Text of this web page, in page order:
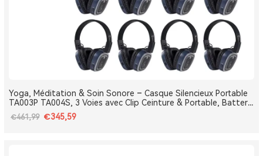
Yoga, Méditation & Soin Sonore – Casque Silencieux Portable
TA003P TA004S, 3 Voies avec Clip Ceinture & Portable, Batterie
Amovible, Bluetooth, Bass Boost
€461,99 €345,59